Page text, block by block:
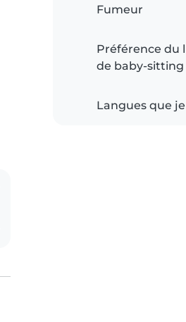
Fumeur
Préférence du
de baby-sitting
Langues que